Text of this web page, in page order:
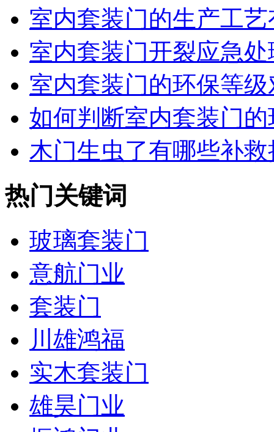
室内套装门的生产工
室内套装门开裂应急
室内套装门的环保等级
如何判断室内套装门的
木门生虫了有哪些补救
热门关键词
玻璃套装门
意航门业
套装门
川雄鸿福
实木套装门
雄昊门业